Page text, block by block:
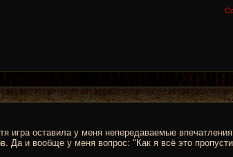
оставила у меня непередаваемые впечатления
Да и вообще у меня вопрос: "Как я всё это